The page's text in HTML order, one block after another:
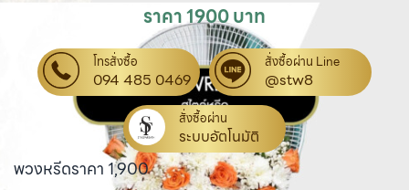
ราคา 1900 บาท
โทรสั่งซื้อ
094 485 0469
สั่งซื้อผ่าน Line
@stw8
สั่งซื้อผ่าน
ระบบอัตโนมัติ
พวงหรีดราคา 1,900